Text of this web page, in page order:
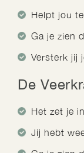
Helpt jou
Ga je zien
Versterk jij
De
Het zet je
Jij hebt